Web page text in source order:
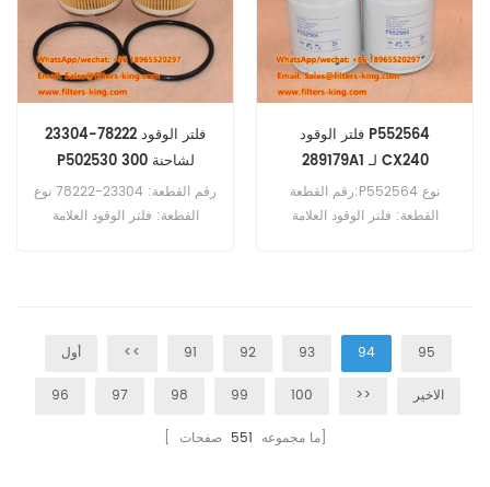
23304-78222 فلتر الوقود
P502530 لشاحنة 300
رقم القطعة: 23304-78222 نوع
القطعة: فلتر الوقود العلامة
فلتر الوقود P552564
289179A1 لـ CX240
رقم القطعة:P552564 نوع
القطعة: فلتر الوقود العلامة
9021 CX225SR CX230
CX240 CX290 CX310.
أول << 91 92 93 94 95
96 97 98 99 100 >> الاخير
[ ما مجموعه 551 صفحات]